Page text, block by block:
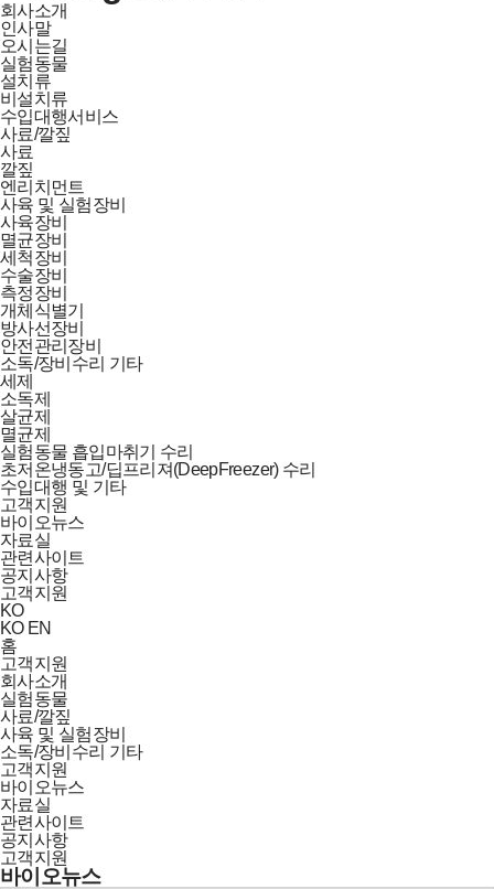
회사소개
인사말
오시는길
실험동물
설치류
비설치류
수입대행서비스
사료/깔짚
사료
깔짚
엔리치먼트
사육 및 실험장비
사육장비
멸균장비
세척장비
수술장비
측정장비
개체식별기
방사선장비
안전관리장비
소독/장비수리 기타
세제
소독제
살균제
멸균제
실험동물 흡입마취기 수리
초저온냉동고/딥프리져(DeepFreezer) 수리
수입대행 및 기타
고객지원
바이오뉴스
자료실
관련사이트
공지사항
고객지원
KO
KO EN
홈
고객지원
회사소개
실험동물
사료/깔짚
사육 및 실험장비
소독/장비수리 기타
고객지원
바이오뉴스
자료실
관련사이트
공지사항
고객지원
바이오뉴스